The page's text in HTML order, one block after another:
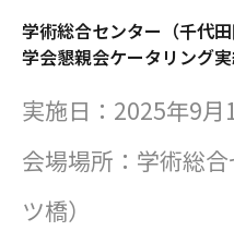
学術総合センター（千代田
学会懇親会ケータリング
実施日：2025年9月
会場場所：学術総
ツ橋）